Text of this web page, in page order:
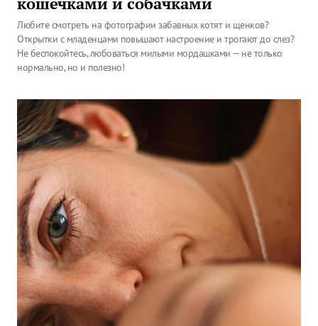
Любите смотреть на фотографии забавных котят и щенков?
Открытки с младенцами повышают настроение и трогают до слез?
Не беспокойтесь, любоваться милыми мордашками — не только
нормально, но и полезно!